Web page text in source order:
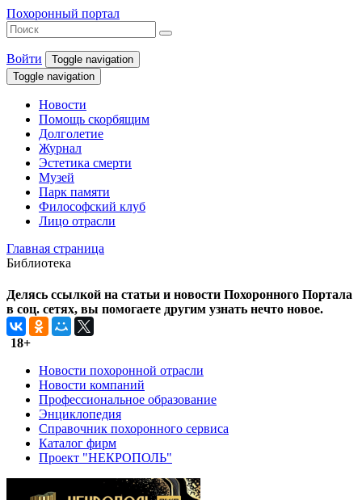
Похоронный портал
Войти
Toggle navigation
Toggle navigation
Новости
Помощь скорбящим
Долголетие
Журнал
Эстетика смерти
Музей
Парк памяти
Философский клуб
Лицо отрасли
Главная страница
Библиотека
Делясь ссылкой на статьи и новости Похоронного Портала
в соц. сетях, вы помогаете другим узнать нечто новое.
18+
Новости похоронной отрасли
Новости компаний
Профессиональное образование
Энциклопедия
Справочник похоронного сервиса
Каталог фирм
Проект "НЕКРОПОЛЬ"